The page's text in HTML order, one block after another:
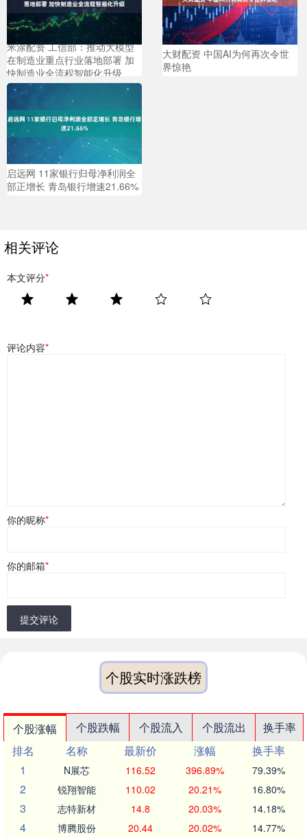
米涂配资 工信部：推动大模型
在制造业重点行业落地部署 加
快制造业全流程智能化升级
大财配资 中国AI为何再次令世
界惊艳
启远网 11家银行归母净利润全
部正增长 青岛银行增速21.66%
相关评论
本文评分*
评论内容*
你的昵称*
你的邮箱*
提交评论
个股实时涨跌榜
个股涨幅 个股跌幅 个股流入 个股流出
换手率
排名
名称 最新价 涨幅
换手率
1
N展芯 116.52 396.89% 79.39%
2 锐翔智能 110.02 20.21% 16.80%
3 志特新材 14.8 20.03% 14.18%
4 博腾股份 20.44 20.02% 14.77%